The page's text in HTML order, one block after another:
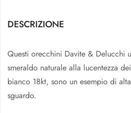
DESCRIZIONE
Questi orecchini Davite & Delucchi
smeraldo naturale alla lucentezza
bianco 18kt, sono un esempio di
sguardo.